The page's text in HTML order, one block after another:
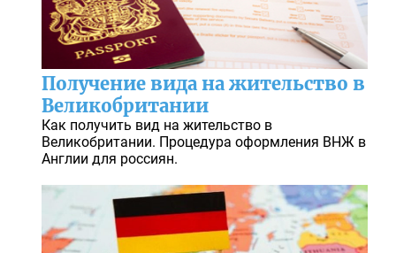
Получение вида на жительство в
Великобритании
Как получить вид на жительство в
Великобритании. Процедура оформления ВНЖ в
Англии для россиян.